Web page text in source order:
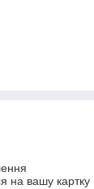
на вашу картку